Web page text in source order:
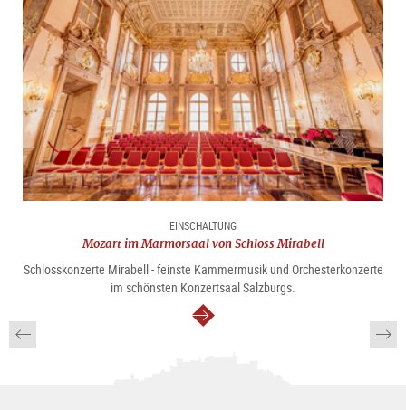
EINSCHALTUNG
Mozart im Marmorsaal von Schloss Mirabell
Schlosskonzerte Mirabell - feinste Kammermusik und Orchesterkonzerte
im schönsten Konzertsaal Salzburgs.
weiter